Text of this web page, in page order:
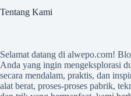
Tentang Kami
Selamat datang di alwepo.com!
Anda yang ingin mengeksplorasi
secara mendalam, praktis, dan
alat berat, proses-proses pabrik,